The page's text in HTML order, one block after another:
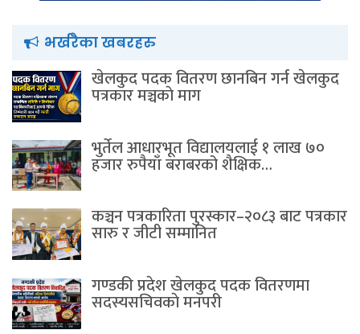
भर्खरैका खबरहरु
खेलकुद पदक वितरण छानबिन गर्न खेलकुद
पत्रकार मञ्चकाे माग
भुर्तेल आधारभूत विद्यालयलाई १ लाख ७०
हजार रुपैयाँ बराबरको शैक्षिक…
कञ्चन पत्रकारिता पुरस्कार–२०८३ बाट पत्रकार
सारु र जीटी सम्मानित
गण्डकी प्रदेश खेलकुद पदक वितरणमा
सदस्यसचिवकाे मनपरी